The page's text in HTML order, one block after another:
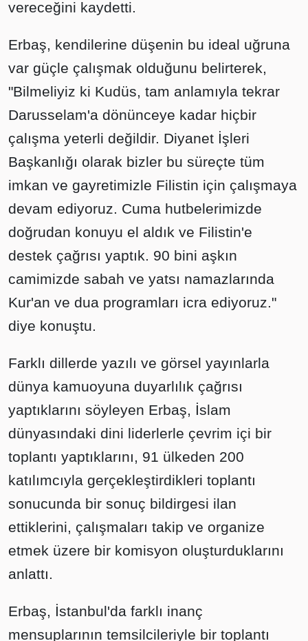
vereceğini kaydetti.
Erbaş, kendilerine düşenin bu ideal uğruna
var güçle çalışmak olduğunu belirterek,
"Bilmeliyiz ki Kudüs, tam anlamıyla tekrar
Darusselam'a dönünceye kadar hiçbir
çalışma yeterli değildir. Diyanet İşleri
Başkanlığı olarak bizler bu süreçte tüm
imkan ve gayretimizle Filistin için çalışmaya
devam ediyoruz. Cuma hutbelerimizde
doğrudan konuyu el aldık ve Filistin'e
destek çağrısı yaptık. 90 bini aşkın
camimizde sabah ve yatsı namazlarında
Kur'an ve dua programları icra ediyoruz."
diye konuştu.
Farklı dillerde yazılı ve görsel yayınlarla
dünya kamuoyuna duyarlılık çağrısı
yaptıklarını söyleyen Erbaş, İslam
dünyasındaki dini liderlerle çevrim içi bir
toplantı yaptıklarını, 91 ülkeden 200
katılımcıyla gerçekleştirdikleri toplantı
sonucunda bir sonuç bildirgesi ilan
ettiklerini, çalışmaları takip ve organize
etmek üzere bir komisyon oluşturduklarını
anlattı.
Erbaş, İstanbul'da farklı inanç
mensuplarının temsilcileriyle bir toplantı